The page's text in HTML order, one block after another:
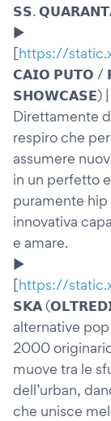
𝗦𝗦.
▶️
[https://
𝗖𝗔𝗜𝗢 𝗣𝗨𝗧𝗢 /
𝗦𝗛𝗢𝗪𝗖𝗔𝗦𝗘) |
Direttamente
respiro che
assumere
in un perfetto
puramente
innovativa
e amare.
▶️
[https://
𝗦𝗞𝗔
alternative pop
2000
muove tra le
dell’urban,
che unisce